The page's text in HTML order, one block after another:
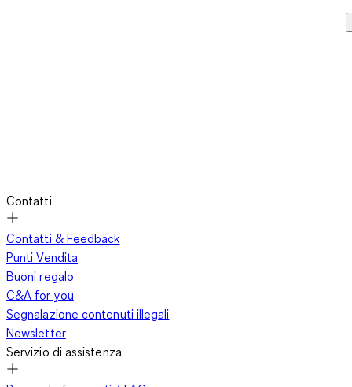
Contatti
Contatti & Feedback
Punti Vendita
Buoni regalo
C&A for you
Segnalazione contenuti illegali
Newsletter
Servizio di assistenza